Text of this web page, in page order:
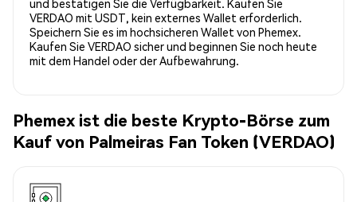
und bestätigen Sie die Verfügbarkeit. Kaufen Sie
VERDAO mit USDT, kein externes Wallet erforderlich.
Speichern Sie es im hochsicheren Wallet von Phemex.
Kaufen Sie VERDAO sicher und beginnen Sie noch heute
mit dem Handel oder der Aufbewahrung.
Phemex ist die beste Krypto-Börse zum
Kauf von Palmeiras Fan Token (VERDAO)